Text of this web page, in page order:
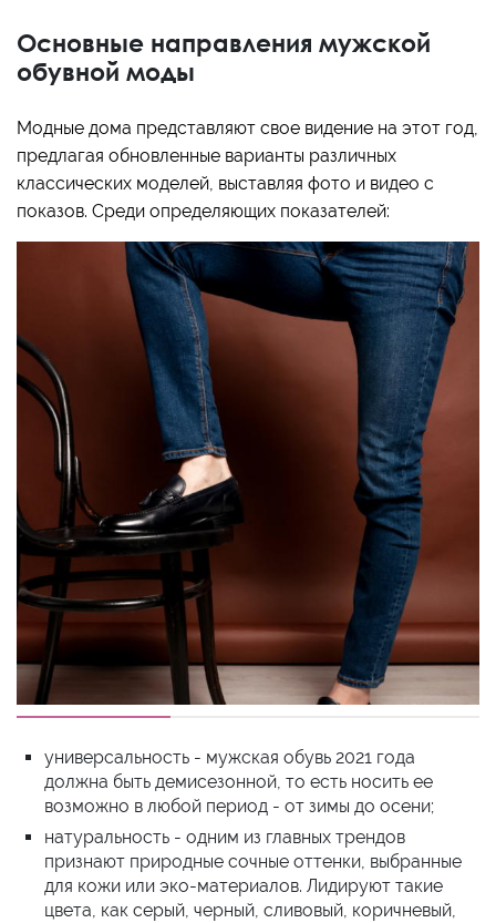
Основные направления мужской
обувной моды
Модные дома представляют свое видение на этот год,
предлагая обновленные варианты различных
классических моделей, выставляя фото и видео с
показов. Среди определяющих показателей:
универсальность - мужская обувь 2021 года
должна быть демисезонной, то есть носить ее
возможно в любой период - от зимы до осени;
натуральность - одним из главных трендов
признают природные сочные оттенки, выбранные
для кожи или эко-материалов. Лидируют такие
цвета, как серый, черный, сливовый, коричневый,